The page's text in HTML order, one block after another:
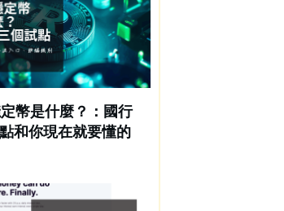
幣是什麼？：國行
和你現在就要懂的